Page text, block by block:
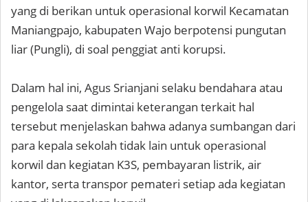
yang di berikan untuk operasional korwil Kecamatan
Maniangpajo, kabupaten Wajo berpotensi pungutan
liar (Pungli), di soal penggiat anti korupsi.
Dalam hal ini, Agus Srianjani selaku bendahara atau
pengelola saat dimintai keterangan terkait hal
tersebut menjelaskan bahwa adanya sumbangan dari
para kepala sekolah tidak lain untuk operasional
korwil dan kegiatan K3S, pembayaran listrik, air
kantor, serta transpor pemateri setiap ada kegiatan